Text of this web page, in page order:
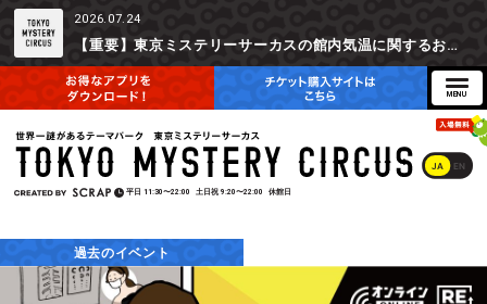
2026.07.24
【重要】東京ミステリーサーカスの館内気温に関するお詫びとご参加辞退時の返金対応について
JA EN
平日 11:30〜22:00 土日祝 9:20〜22:00 休館日
過去のイベント